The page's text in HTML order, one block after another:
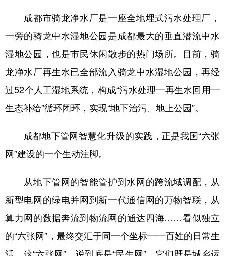
成都市骑龙净水厂是一座全地埋式污水处理厂，
一旁的骑龙中水湿地公园是成都最大的垂直潜流中水
湿地公园，也是市民休闲散步的热门场所。目前，骑
龙净水厂再生水已全部流入骑龙中水湿地公园，再经
过52个人工湿地系统，构成“污水处理—再生水回用—
生态补给”循环闭环，实现“地下治污、地上公园”。
成都地下管网智慧化升级的实践，正是我国“六张
网”建设的一个生动注脚。
从地下管网的智能管护到水网的跨流域调配，从
新型电网的绿电并网到新一代通信网的万物智联，从
算力网的数据奔流到物流网的通达四海……看似独立
的“六张网”，最终交汇于同一个坐标——百姓的日常生
活。这“六张网”，说到底是“民生网”，它们既是城乡运